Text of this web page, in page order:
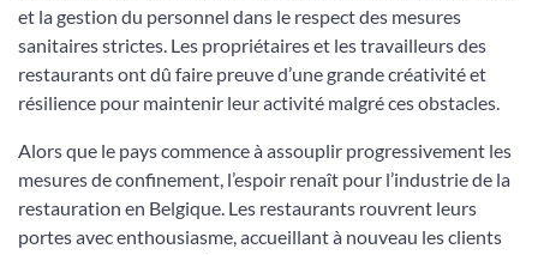
et la gestion du personnel dans le respect des mesures
sanitaires strictes. Les propriétaires et les travailleurs des
restaurants ont dû faire preuve d’une grande créativité et
résilience pour maintenir leur activité malgré ces obstacles.
Alors que le pays commence à assouplir progressivement les
mesures de confinement, l’espoir renaît pour l’industrie de la
restauration en Belgique. Les restaurants rouvrent leurs
portes avec enthousiasme, accueillant à nouveau les clients